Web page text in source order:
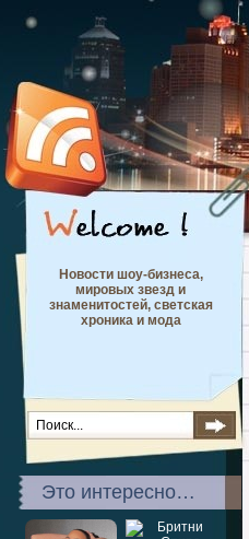
Новости шоу-бизнеса,
мировых звезд и
знаменитостей, светская
хроника и мода
Это интересно…